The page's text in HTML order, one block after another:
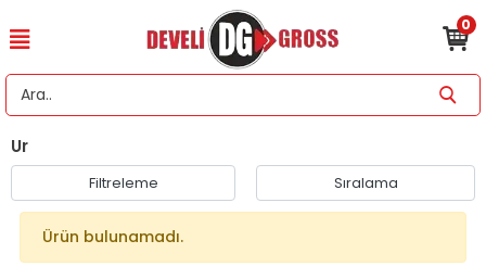
0
Ur
Filtreleme Sıralama
Ürün bulunamadı.